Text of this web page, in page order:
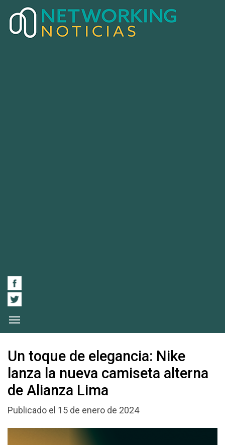
Un toque de elegancia: Nike
lanza la nueva camiseta alterna
de Alianza Lima
Publicado el 15 de enero de 2024